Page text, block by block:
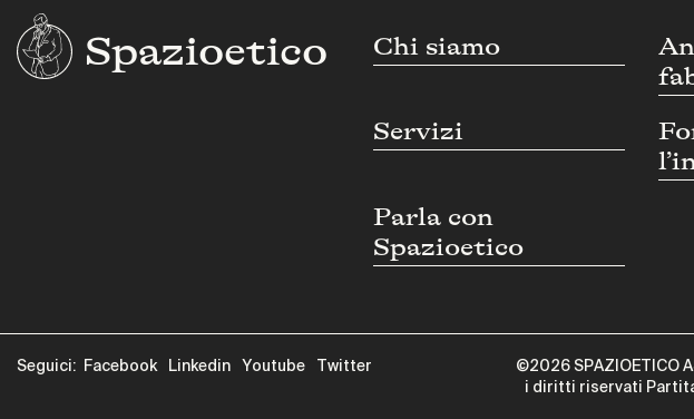
Spazioetico Chi siamo
Servizi
Parla con
Spazioetico
Seguici: Facebook Linkedin Youtube Twitter
©2026 SPAZIOETICO
i diritti riservati Partita